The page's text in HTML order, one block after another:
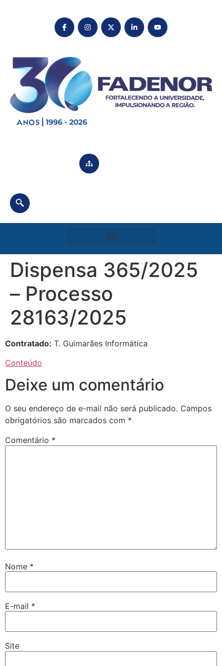
Dispensa 365/2025
– Processo
28163/2025
Contratado: T. Guimarães Informática
Conteúdo
Deixe um comentário
O seu endereço de e-mail não será publicado. Campos
obrigatórios são marcados com *
Comentário *
Nome *
E-mail *
Site